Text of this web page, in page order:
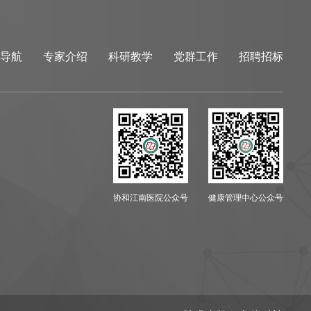
航 专家介绍 科研教学 党群工作 招聘招标
协和江南医院公众号 健康管理中心公众号